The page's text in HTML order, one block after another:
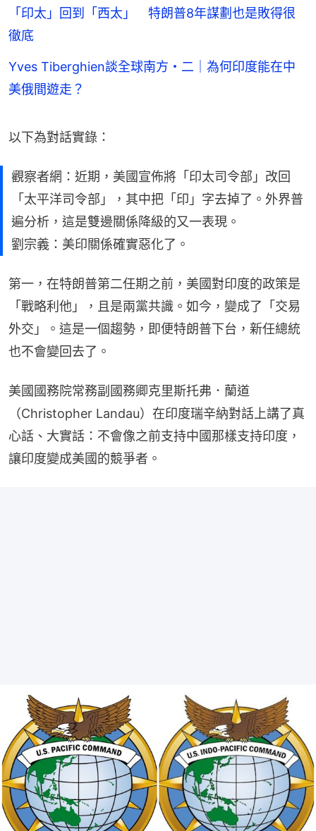
「印太」回到「西太」 特朗普8年謀劃也是敗得很
徹底
Yves Tiberghien談全球南方・二｜為何印度能在中
美俄間遊走？
以下為對話實錄：
觀察者網：近期，美國宣佈將「印太司令部」改回
「太平洋司令部」，其中把「印」字去掉了。外界普
遍分析，這是雙邊關係降級的又一表現。
劉宗義：美印關係確實惡化了。
第一，在特朗普第二任期之前，美國對印度的政策是
「戰略利他」，且是兩黨共識。如今，變成了「交易
外交」。這是一個趨勢，即便特朗普下台，新任總統
也不會變回去了。
美國國務院常務副國務卿克里斯托弗．蘭道
（Christopher Landau）在印度瑞辛納對話上講了真
心話、大實話：不會像之前支持中國那樣支持印度，
讓印度變成美國的競爭者。